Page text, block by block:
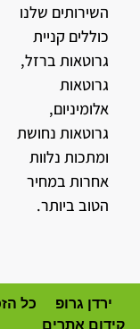
השירותים שלנו
כוללים קניית
גרוטאות ברזל,
גרוטאות
אלומיניום,
גרוטאות נחושת
ומתכות נלוות
אחרות במחיר
הטוב ביותר.
ירדן גרופ
קידום אתרים
כל